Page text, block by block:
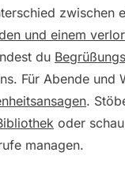
zwischen
und einem
du
Für Abende und
.
oder
managen.